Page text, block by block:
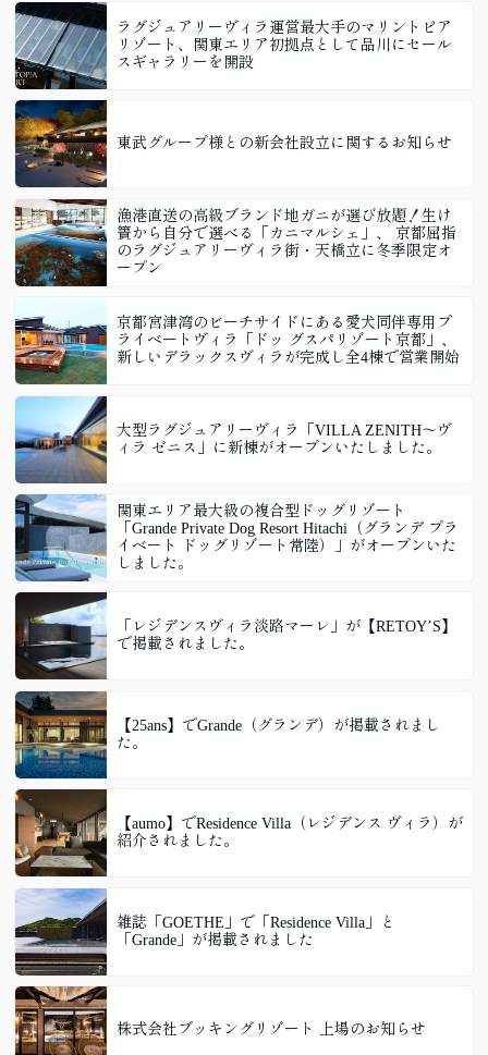
ラグジュアリーヴィラ運営最大手のマリントピア
リゾート、関東エリア初拠点として品川にセール
スギャラリーを開設
東武グループ様との新会社設立に関するお知らせ
漁港直送の高級ブランド地ガニが選び放題！生け
簀から自分で選べる「カニマルシェ」、 京都屈指
のラグジュアリーヴィラ街・天橋立に冬季限定オ
ープン
京都宮津湾のビーチサイドにある愛犬同伴専用プ
ライベートヴィラ「ドッ グスパリゾート京都」、
新しいデラックスヴィラが完成し全4棟で営業開始
大型ラグジュアリーヴィラ「VILLA ZENITH〜ヴ
ィラ ゼニス」に新棟がオープンいたしました。
関東エリア最大級の複合型ドッグリゾート
「Grande Private Dog Resort Hitachi（グランデ プラ
イベート ドッグリゾート常陸）」がオープンいた
しました。
「レジデンスヴィラ淡路マーレ」が【RETOY’S】
で掲載されました。
【25ans】でGrande（グランデ）が掲載されまし
た。
【aumo】でResidence Villa（レジデンス ヴィラ）が
紹介されました。
雑誌「GOETHE」で「Residence Villa」と
「Grande」が掲載されました
株式会社ブッキングリゾート 上場のお知らせ